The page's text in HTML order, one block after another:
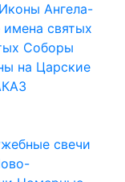
Иконы Ангела-
святых
Соборы
на Царские
свечи